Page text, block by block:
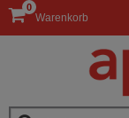
Warenkorb
0